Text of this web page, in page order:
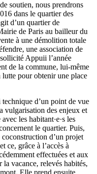
soutien, nous prendrons
dans le quartier des
d’un quartier de
de Paris au bailleur du
à une démolition totale
une association de
Appuii l’année
de la commune, lui-même
lutte pour obtenir une place
d’un point de vue
vulgarisation des enjeux et
les habitant·e·s les
le quartier. Puis,
coconstruction d’un projet
ce, grâce à l’accès à
effectuées et aux
vacance, relevés habités,